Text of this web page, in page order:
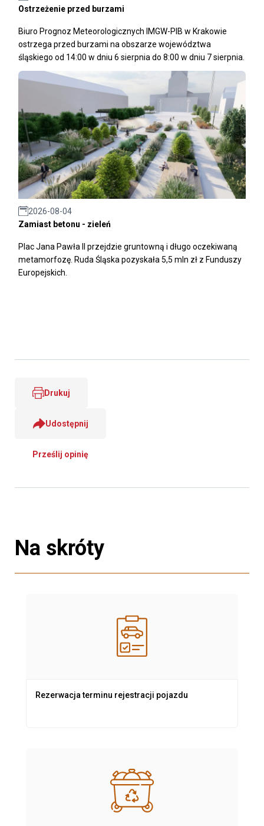
Ostrzeżenie przed burzami
Biuro Prognoz Meteorologicznych IMGW-PIB w Krakowie
ostrzega przed burzami na obszarze województwa
śląskiego od 14:00 w dniu 6 sierpnia do 8:00 w dniu 7 sierpnia.
2026-08-04
Zamiast betonu - zieleń
Plac Jana Pawła II przejdzie gruntowną i długo oczekiwaną
metamorfozę. Ruda Śląska pozyskała 5,5 mln zł z Funduszy
Europejskich.
Drukuj
Udostępnij
Prześlij opinię
Na skróty
Rezerwacja terminu rejestracji pojazdu